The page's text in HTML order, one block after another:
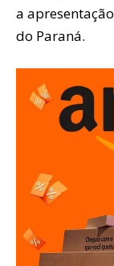
a
do Paraná.